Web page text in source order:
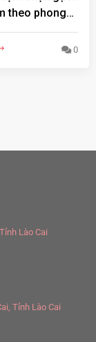
theo phong
thu hút
mỹ !
0
Lào Cai
Tỉnh Lào Cai